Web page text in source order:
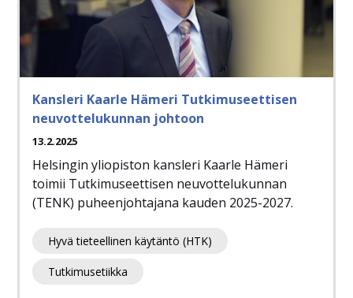
Kansleri Kaarle Hämeri Tutkimuseettisen
neuvottelukunnan johtoon
13.2.2025
Helsingin yliopiston kansleri Kaarle Hämeri
toimii Tutkimuseettisen neuvottelukunnan
(TENK) puheenjohtajana kauden 2025-2027.
Hyvä tieteellinen käytäntö (HTK)
Tutkimusetiikka